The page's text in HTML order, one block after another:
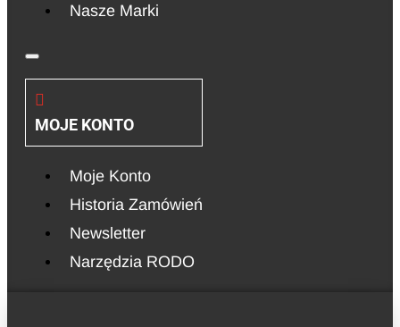
Nasze Marki
MOJE KONTO
Moje Konto
Historia Zamówień
Newsletter
Narzędzia RODO